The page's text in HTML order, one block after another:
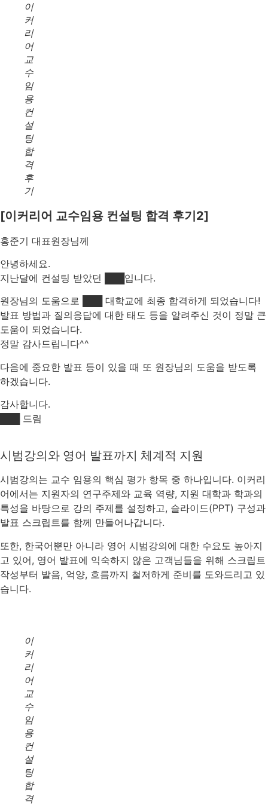
이
커
리
어
교
수
임
용
컨
설
팅
합
격
후
기
[이커리어 교수임용 컨설팅 합격 후기2]
홍준기 대표원장님께
안녕하세요.
지난달에 컨설팅 받았던 ███입니다.
원장님의 도움으로 ███ 대학교에 최종 합격하게 되었습니다!
발표 방법과 질의응답에 대한 태도 등을 알려주신 것이 정말 큰
도움이 되었습니다.
정말 감사드립니다^^
다음에 중요한 발표 등이 있을 때 또 원장님의 도움을 받도록
하겠습니다.
감사합니다.
███ 드림
시범강의와 영어 발표까지 체계적 지원
시범강의는 교수 임용의 핵심 평가 항목 중 하나입니다. 이커리
어에서는 지원자의 연구주제와 교육 역량, 지원 대학과 학과의
특성을 바탕으로 강의 주제를 설정하고, 슬라이드(PPT) 구성과
발표 스크립트를 함께 만들어나갑니다.
또한, 한국어뿐만 아니라 영어 시범강의에 대한 수요도 높아지
고 있어, 영어 발표에 익숙하지 않은 고객님들을 위해 스크립트
작성부터 발음, 억양, 흐름까지 철저하게 준비를 도와드리고 있
습니다.
이
커
리
어
교
수
임
용
컨
설
팅
합
격